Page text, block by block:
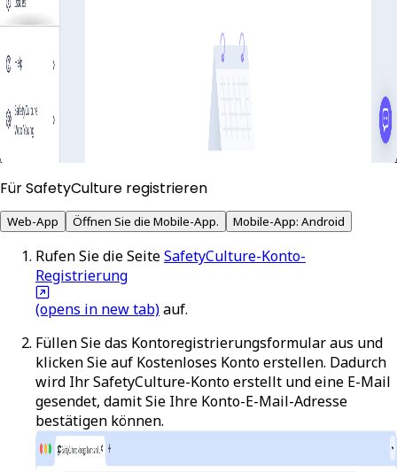
Für SafetyCulture registrieren
Web-App Öffnen Sie die Mobile-App. Mobile-App: Android
Rufen Sie die SeiteSafetyCulture-Konto-
Registrierung
(opens in new tab)auf.
Füllen Sie das Kontoregistrierungsformular aus und
klicken Sie auf Kostenloses Konto erstellen. Dadurch
wird Ihr SafetyCulture-Konto erstellt und eine E-Mail
gesendet, damit Sie Ihre Konto-E-Mail-Adresse
bestätigen können.